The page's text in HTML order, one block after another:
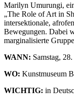
Marilyn Umurungi,
„The Role of Art in
intersektionale,
Bewegungen. Dabei
marginalisierte
WANN: Samstag,
WO: Kunstmuseum
WICHTIG: in